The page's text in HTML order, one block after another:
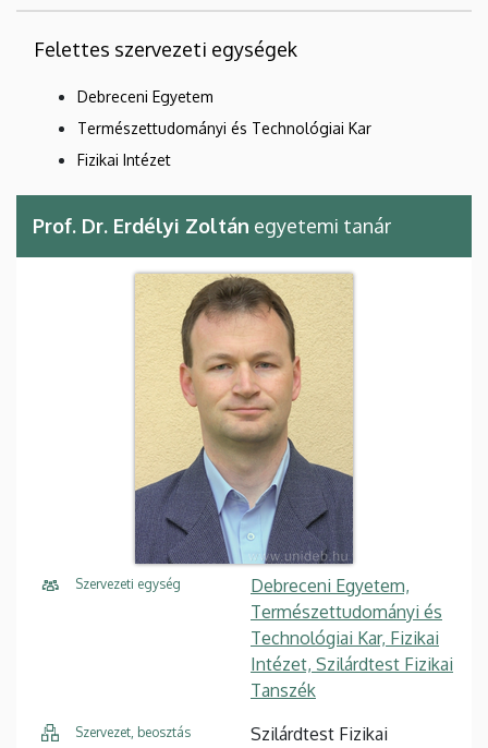
Felettes szervezeti egységek
Debreceni Egyetem
Természettudományi és Technológiai Kar
Fizikai Intézet
Prof. Dr. Erdélyi Zoltán egyetemi tanár
Szervezeti egység
Debreceni Egyetem,
Természettudományi és
Technológiai Kar, Fizikai
Intézet, Szilárdtest Fizikai
Tanszék
Szervezet, beosztás
Szilárdtest Fizikai